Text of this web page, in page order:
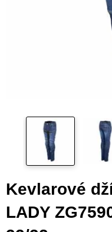
Kevlarové
LADY